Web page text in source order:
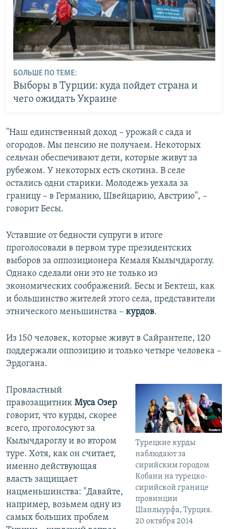
БОЛЬШЕ ПО ТЕМЕ:
Выборы в Турции: куда пойдет страна и
чего ожидать Украине
"Наш единственный доход – урожай с сада и
огородов. Мы пенсию не получаем. Некоторых
сельчан обеспечивают дети, которые живут за
рубежом. У некоторых есть скотина. В селе
остались одни старики. Молодежь уехала за
границу – в Германию, Швейцарию, Австрию", –
говорит Бесы.
Уставшие от бедности супруги в итоге
проголосовали в первом туре президентских
выборов за оппозиционера Кемаля Кылычдароглу.
Однако сделали они это не только из
экономических соображений. Бесы и Бектеш, как
и большинство жителей этого села, представители
этнического меньшинства – курдов.
Из 150 человек, которые живут в Сайрантепе, 120
поддержали оппозицию и только четыре человека –
Эрдогана.
Турецкие курды
наблюдают за
сирийским городом
Кобани на турецко-
сирийской границе
провинции
Шанлыурфа, Турция.
20 октября 2014
Провластный
правозащитник Муса Озер
говорит, что курды, скорее
всего, проголосуют за
Кылычдароглу и во втором
туре. Хотя, как он считает,
именно действующая
власть защищает
нацменьшинства: "Давайте,
например, возьмем одну из
самых больших проблем